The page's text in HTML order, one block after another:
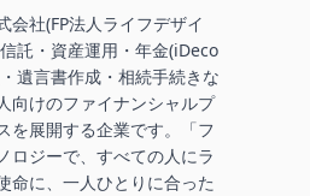
会社(FP法人ライフデザイ
託・資産運用・年金(iDeco
遺言書作成・相続手続きな
向けのファイナンシャルプ
を展開する企業です。「フ
ロジーで、すべての人にラ
命に、一人ひとりに合った